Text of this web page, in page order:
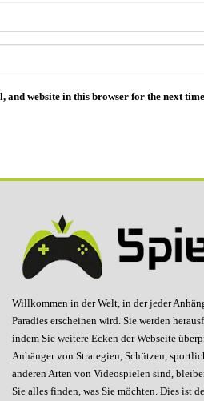
and website in this browser for the next
Willkommen in der Welt, in der jeder
Paradies erscheinen wird. Sie werden
indem Sie weitere Ecken der Webseite
Anhänger von Strategien, Schützen,
anderen Arten von Videospielen sind,
Sie alles finden, was Sie möchten. Dies ist